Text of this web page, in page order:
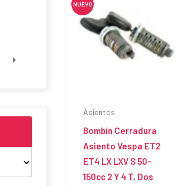
NUEVO
Asientos
Bombín Cerradura
Asiento Vespa ET2
ET4 LX LXV S 50-
150cc 2 Y 4 T, Dos